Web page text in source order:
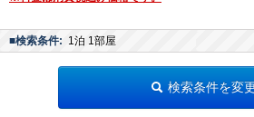
直径6ｍのグランピング
中に入るとシンプルなが
人口ラジウム温泉は新陳
ります。
れを癒してくださいませ
【サウナ】
せてお楽しみください。
材だけでなく100円ショ
一店舗でお食事準備を完
本プランにはプレート付
れておりますので、
■検索条件: 1泊 1部屋
検索条件を変